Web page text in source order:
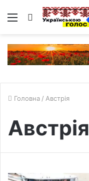
Меню Пошук
Головна / Австрія
Австрія